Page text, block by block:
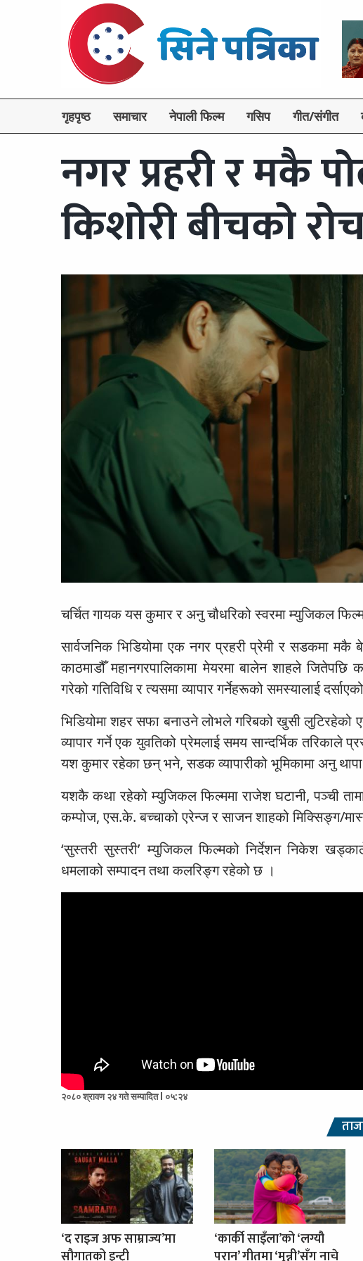
गृहपृष्ठ समाचार नेपाली फिल्म गसिप गीत/संगीत
नगर प्रहरी र मकै
किशोरी बीचको
चर्चित गायक यस कुमार र अनु चौधरिको स्वरमा म्युजिकल
सार्वजनिक भिडियोमा एक नगर प्रहरी प्रेमी र सडकमा
काठमाडौँ महानगरपालिकामा मेयरमा बालेन शाहले जितेपछि
गरेको गतिविधि र त्यसमा व्यापार गर्नेहरूको समस्यालाई
भिडियोमा शहर सफा बनाउने लोभले गरिबको खुसी
व्यापार गर्ने एक युवतिको प्रेमलाई समय सान्दर्भिक तरिकाले
यश कुमार रहेका छन् भने, सडक व्यापारीको भूमिकामा अनु
यशकै कथा रहेको म्युजिकल फिल्ममा राजेश घटानी, पञ्ची
कम्पोज, एस.के. बच्चाको एरेन्ज र साजन शाहको मिक्सिङ्ग/
‘सुस्तरी सुस्तरी’ म्युजिकल फिल्मको निर्देशन निकेश
धमलाको सम्पादन तथा कलरिङ्ग रहेको छ ।
२०८० श्रावण २४ गते सम्पादित l ०५:२४
‘द राइज अफ साम्राज्य’मा
सौगातको इन्ट्री
‘कार्की साइँला’को ‘लग्यौ
परान’ गीतमा ‘मुन्नी’सँग नाचे